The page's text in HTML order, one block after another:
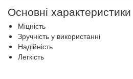
Основні характеристики
Міцність
Зручність у використанні
Надійність
Легкість